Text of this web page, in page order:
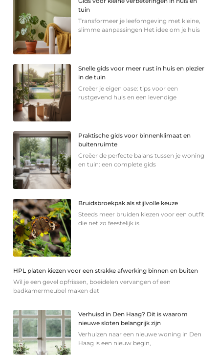
tuin
Transformeer je leefomgeving met kleine,
slimme aanpassingen Het idee om je huis
Snelle gids voor meer rust in huis en plezier
in de tuin
Creëer je eigen oase: tips voor een
rustgevend huis en een levendige
Praktische gids voor binnenklimaat en
buitenruimte
Creëer de perfecte balans tussen je woning
en tuin: een complete gids
Bruidsbroekpak als stijlvolle keuze
Steeds meer bruiden kiezen voor een outfit
die net zo feestelijk is
HPL platen kiezen voor een strakke afwerking binnen en buiten
Wil je een gevel opfrissen, boeidelen vervangen of een
badkamermeubel maken dat
Verhuisd in Den Haag? Dit is waarom
nieuwe sloten belangrijk zijn
Verhuizen naar een nieuwe woning in Den
Haag is een nieuw begin,